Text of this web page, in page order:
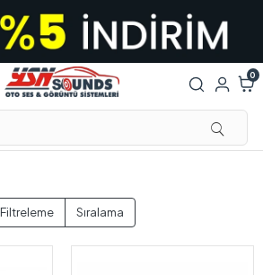
0
Filtreleme Sıralama